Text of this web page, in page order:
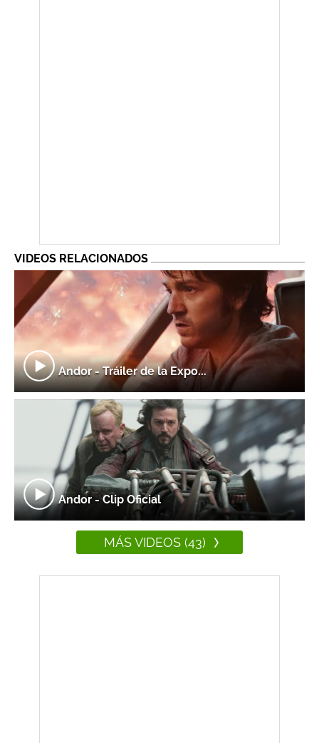
VIDEOS RELACIONADOS
Andor - Tráiler de la Expo...
Andor - Clip Oficial
MÁS VIDEOS (43)